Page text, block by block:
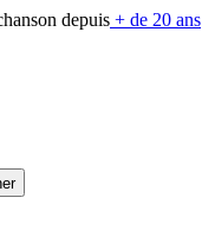
depuis + de 20 ans